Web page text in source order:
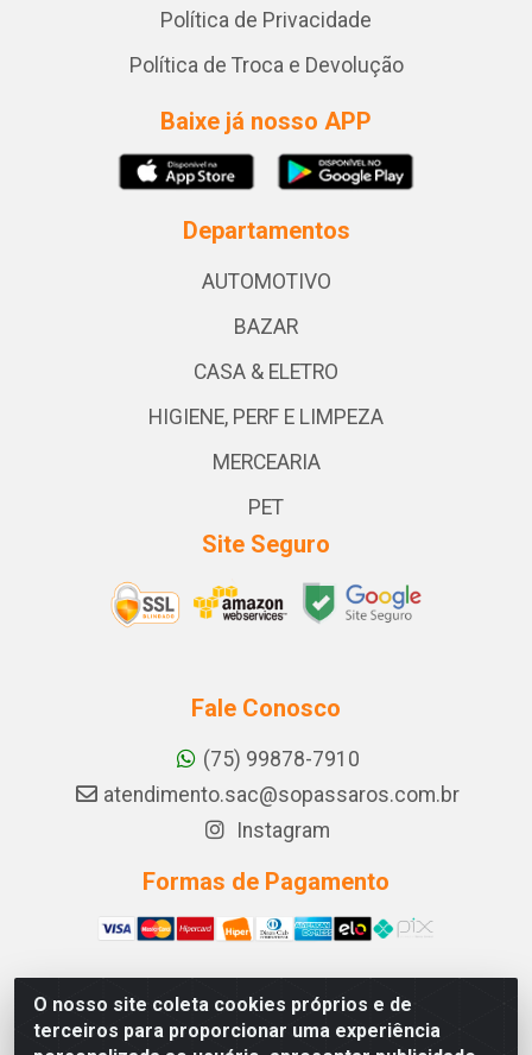
O nosso site coleta cookies próprios e de
terceiros para proporcionar uma experiência
Política de Privacidade
Política de Troca e Devolução
Baixe já nosso APP
Departamentos
AUTOMOTIVO
BAZAR
CASA & ELETRO
HIGIENE, PERF E LIMPEZA
MERCEARIA
PET
Site Seguro
Fale Conosco
(75) 99878-7910
atendimento.sac@sopassaros.com.br
Instagram
Formas de Pagamento
A PINA DOS SANTOS DELEZZOTTE LTDA - RODOVIA BA
233, 27 - ZONA RURAL, ITABERABA/BA - CEP 46.880-